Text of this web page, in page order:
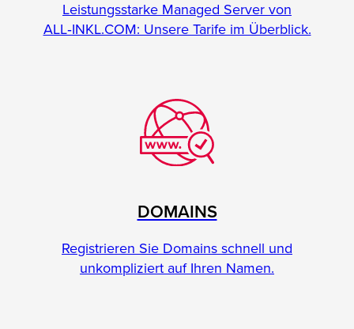
Leistungsstarke Managed Server von
ALL‑INKL.COM: Unsere Tarife im Überblick.
DOMAINS
Registrieren Sie Domains schnell und
unkompliziert auf Ihren Namen.